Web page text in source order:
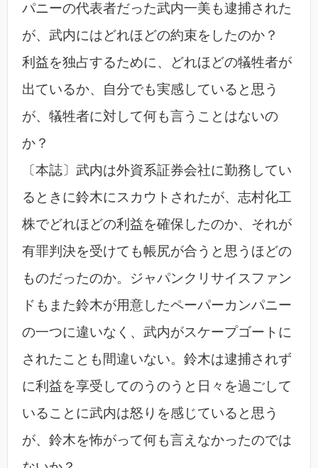
パニーの代表者だった武内一美も逮捕された
が、武内にはどれほどの約束をしたのか？
利益を独占するために、どれほどの犠牲者が
出ているか、自分でも実感していると思う
が、犠牲者に対して何も言うことはないの
か？
〔本誌〕武内は外資系証券会社に勤務してい
るときに鈴木にスカウトされたが、志村化工
株でどれほどの利益を確保したのか、それが
有罪判決を受けても帳尻が合うと思うほどの
ものだったのか。ジャパンクリサイスファン
ドもまた鈴木が用意したペーパーカンパニー
の一つに違いなく、武内がスケープゴートに
されたことも間違いない。鈴木は逮捕されず
に利益を享受してのうのうと日々を過ごして
いることに武内は怒りを感じていると思う
が、鈴木を怖がって何も言えなかったのでは